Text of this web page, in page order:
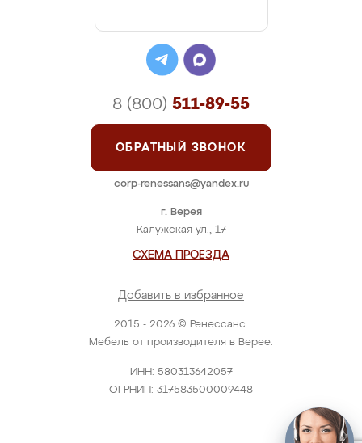
2015 - 2026 © Ренессанс.
Мебель от производителя в Верее.
ИНН: 580313642057
ОГРНИП: 317583500009448
г. Верея
Калужская ул., 17
СХЕМА ПРОЕЗДА
Добавить в избранное
8 (800) 511-89-55
ОБРАТНЫЙ ЗВОНОК
corp-renessans@yandex.ru